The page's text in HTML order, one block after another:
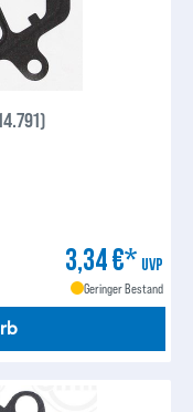
3,34 €* UVP
Geringer Bestand